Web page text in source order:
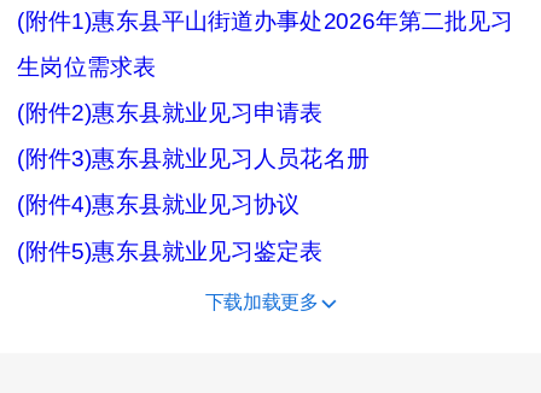
(附件1)惠东县平山街道办事处2026年第二批见习
生岗位需求表
(附件2)惠东县就业见习申请表
(附件3)惠东县就业见习人员花名册
(附件4)惠东县就业见习协议
(附件5)惠东县就业见习鉴定表
下载加载更多